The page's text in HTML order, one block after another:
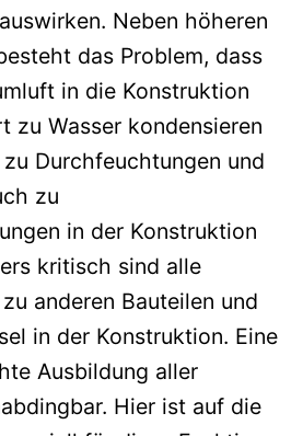
Neben höheren
das Problem, dass
in die Konstruktion
zu Wasser kondensieren
Durchfeuchtungen und
zu
in der Konstruktion
kritisch sind alle
anderen Bauteilen und
in der Konstruktion. Eine
Ausbildung aller
Hier ist auf die